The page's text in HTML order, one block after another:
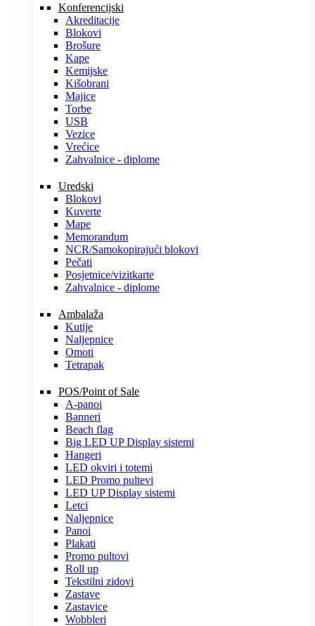
Konferencijski
Akreditacije
Blokovi
Brošure
Kape
Kemijske
Kišobrani
Majice
Torbe
USB
Vezice
Vrećice
Zahvalnice - diplome
Uredski
Blokovi
Kuverte
Mape
Memorandum
NCR/Samokopirajući blokovi
Pečati
Posjetnice/vizitkarte
Zahvalnice - diplome
Ambalaža
Kutije
Naljepnice
Omoti
Tetrapak
POS/Point of Sale
A-panoi
Banneri
Beach flag
Big LED UP Display sistemi
Hangeri
LED okviri i totemi
LED Promo pultevi
LED UP Display sistemi
Letci
Naljepnice
Panoi
Plakati
Promo pultovi
Roll up
Tekstilni zidovi
Zastave
Zastavice
Wobbleri